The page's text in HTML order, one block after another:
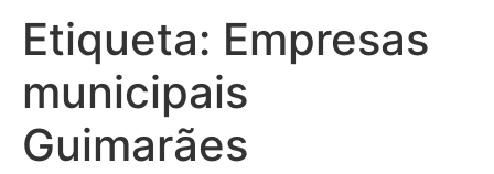
Etiqueta: Empresas
municipais
Guimarães